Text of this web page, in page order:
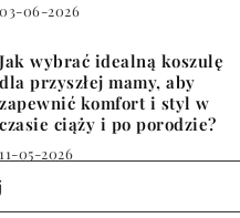
03-06-2026
Jak wybrać idealną koszulę
dla przyszłej mamy, aby
zapewnić komfort i styl w
czasie ciąży i po porodzie?
11-05-2026